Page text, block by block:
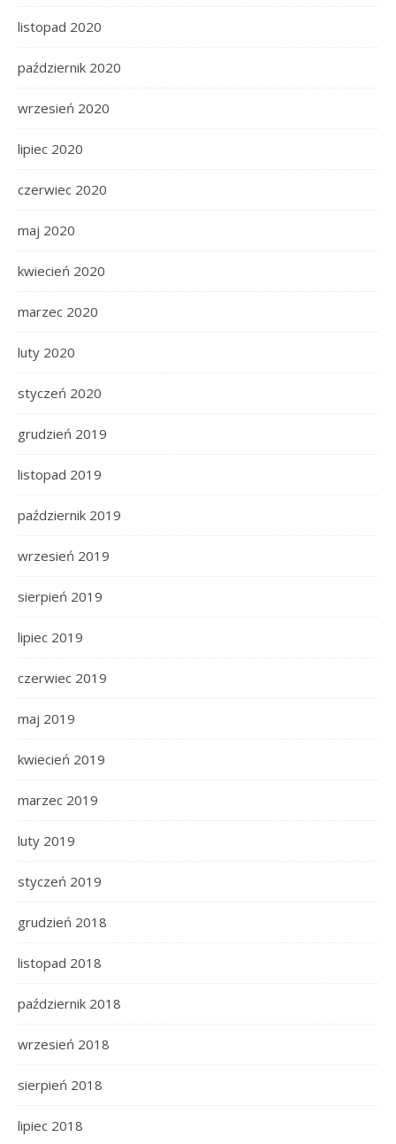
listopad 2020
październik 2020
wrzesień 2020
lipiec 2020
czerwiec 2020
maj 2020
kwiecień 2020
marzec 2020
luty 2020
styczeń 2020
grudzień 2019
listopad 2019
październik 2019
wrzesień 2019
sierpień 2019
lipiec 2019
czerwiec 2019
maj 2019
kwiecień 2019
marzec 2019
luty 2019
styczeń 2019
grudzień 2018
listopad 2018
październik 2018
wrzesień 2018
sierpień 2018
lipiec 2018